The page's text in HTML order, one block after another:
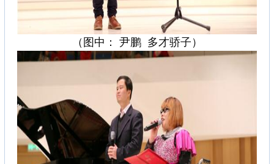
（图中： 尹鹏 多才骄子）